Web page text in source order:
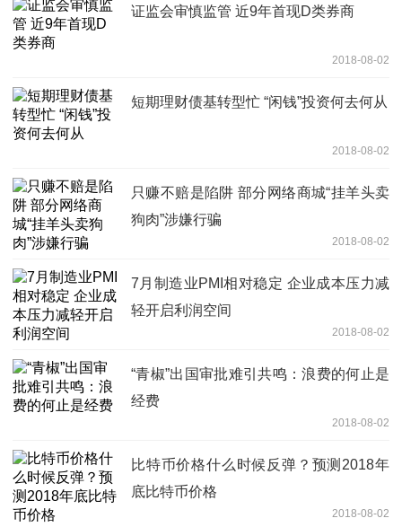
证监会审慎监管 近9年首现D类券商
2018-08-02
短期理财债基转型忙 “闲钱”投资何去何从
2018-08-02
只赚不赔是陷阱 部分网络商城“挂羊头卖
狗肉”涉嫌行骗
2018-08-02
7月制造业PMI相对稳定 企业成本压力减
轻开启利润空间
2018-08-02
“青椒”出国审批难引共鸣：浪费的何止是
经费
2018-08-02
比特币价格什么时候反弹？预测2018年
底比特币价格
2018-08-02